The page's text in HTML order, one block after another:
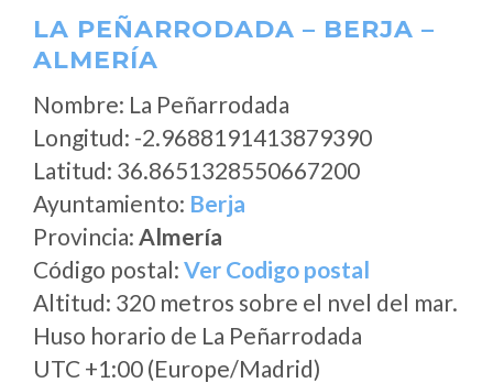
LA PEÑARRODADA – BERJA –
ALMERÍA
Nombre: La Peñarrodada
Longitud: -2.9688191413879390
Latitud: 36.8651328550667200
Ayuntamiento: Berja
Provincia: Almería
Código postal: Ver Codigo postal
Altitud: 320 metros sobre el nvel del mar.
Huso horario de La Peñarrodada
UTC +1:00 (Europe/Madrid)